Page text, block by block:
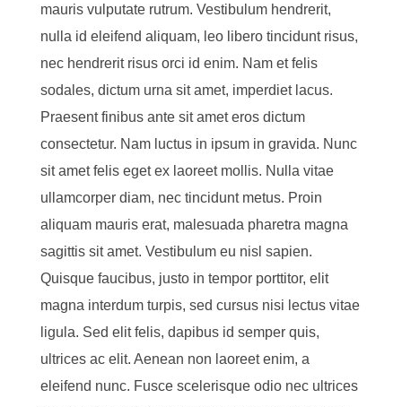
mauris vulputate rutrum. Vestibulum hendrerit,
nulla id eleifend aliquam, leo libero tincidunt risus,
nec hendrerit risus orci id enim. Nam et felis
sodales, dictum urna sit amet, imperdiet lacus.
Praesent finibus ante sit amet eros dictum
consectetur. Nam luctus in ipsum in gravida. Nunc
sit amet felis eget ex laoreet mollis. Nulla vitae
ullamcorper diam, nec tincidunt metus. Proin
aliquam mauris erat, malesuada pharetra magna
sagittis sit amet. Vestibulum eu nisl sapien.
Quisque faucibus, justo in tempor porttitor, elit
magna interdum turpis, sed cursus nisi lectus vitae
ligula. Sed elit felis, dapibus id semper quis,
ultrices ac elit. Aenean non laoreet enim, a
eleifend nunc. Fusce scelerisque odio nec ultrices